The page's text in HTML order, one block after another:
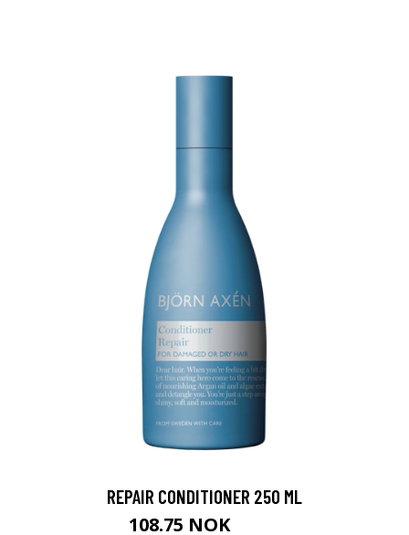
REPAIR CONDITIONER 250 ML
108.75 NOK